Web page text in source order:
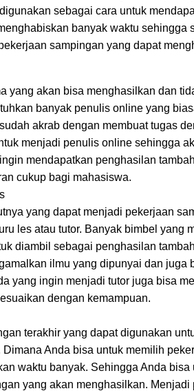
sebagai cara untuk
banyak waktu sehingga
sampingan yang dapat
yang akan bisa menghasilkan dan
banyak penulis online yang
akrab dengan membuat tugas
menjadi penulis online sehingga
mendapatkan penghasilan
cukup bagi mahasiswa.
yang dapat menjadi pekerjaan
les atau tutor. Banyak bimbel yang
diambil sebagai penghasilan
ilmu yang dipunyai dan juga
yang ingin menjadi tutor juga bisa
dengan kemampuan.
terakhir yang dapat digunakan
Anda bisa untuk memilih
waktu banyak. Sehingga Anda
yang akan menghasilkan.